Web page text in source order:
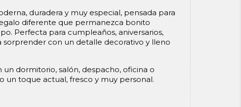
duradera y muy especial, pensada para
diferente que permanezca bonito
Perfecta para cumpleaños, aniversarios,
sorprender con un detalle decorativo y lleno
un dormitorio, salón, despacho, oficina o
un toque actual, fresco y muy personal.